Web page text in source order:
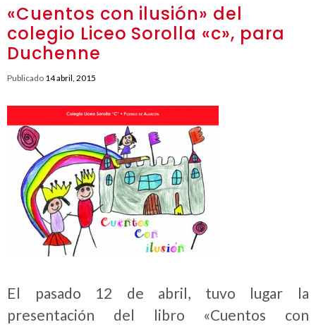
«Cuentos con ilusión» del
colegio Liceo Sorolla «c», para
Duchenne
Publicado 14 abril, 2015
El pasado 12 de abril, tuvo lugar la
presentación del libro «Cuentos con